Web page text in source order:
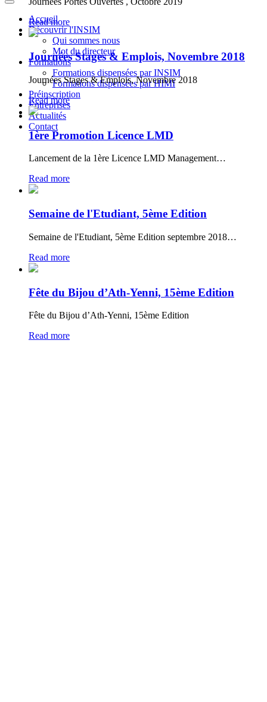
Read more
Journées Stages & Emplois, Novembre 2018
Journées Stages & Emplois, Novembre 2018
Read more
1ère Promotion Licence LMD
Lancement de la 1ère Licence LMD Management…
Read more
Semaine de l'Etudiant, 5ème Edition
Semaine de l'Etudiant, 5ème Edition septembre 2018…
Read more
Fête du Bijou d’Ath-Yenni, 15ème Edition
Fête du Bijou d’Ath-Yenni, 15ème Edition
Read more
Accueil
Découvrir l'INSIM
Qui sommes nous
Mot du directeur
Formations
Formations dispensées par INSIM
Formations dispensées par HIMI
Préinscription
Entreprises
Actualités
Contact